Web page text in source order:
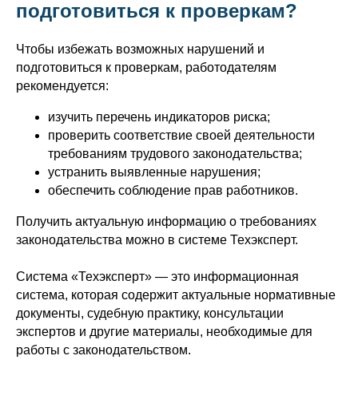
подготовиться к проверкам?
Чтобы избежать возможных нарушений и
подготовиться к проверкам, работодателям
рекомендуется:
изучить перечень индикаторов риска;
проверить соответствие своей деятельности
требованиям трудового законодательства;
устранить выявленные нарушения;
обеспечить соблюдение прав работников.
Получить актуальную информацию о требованиях
законодательства можно в системе Техэксперт.
Система «Техэксперт» — это информационная
система, которая содержит актуальные нормативные
документы, судебную практику, консультации
экспертов и другие материалы, необходимые для
работы с законодательством.